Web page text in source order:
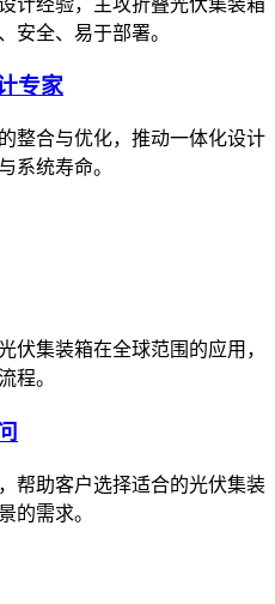
安全、易于部署。
专家
整合与优化，推动一体化设计
系统寿命。
伏集装箱在全球范围的应用，
程。
帮助客户选择适合的光伏集装
的需求。